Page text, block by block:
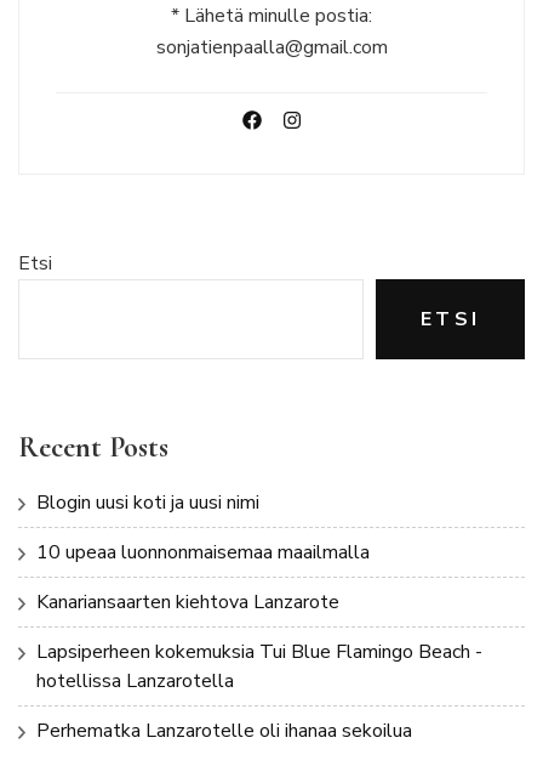
* Lähetä minulle postia:
sonjatienpaalla@gmail.com
Etsi
ETSI
Recent Posts
Blogin uusi koti ja uusi nimi
10 upeaa luonnonmaisemaa maailmalla
Kanariansaarten kiehtova Lanzarote
Lapsiperheen kokemuksia Tui Blue Flamingo Beach -
hotellissa Lanzarotella
Perhematka Lanzarotelle oli ihanaa sekoilua